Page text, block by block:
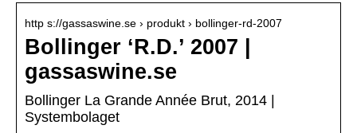
http s://gassaswine.se › produkt › bollinger-rd-2007
Bollinger ‘R.D.’ 2007 |
gassaswine.se
Bollinger La Grande Année Brut, 2014 |
Systembolaget